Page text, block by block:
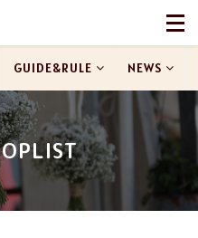
GUIDE&RULE NEWS